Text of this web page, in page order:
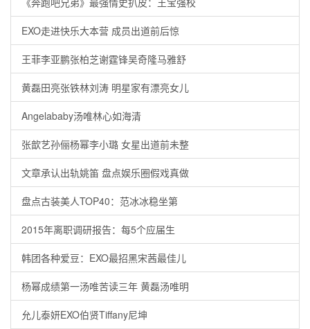
EXO走进快乐大本营 成员出道前后惊
王菲李亚鹏张柏芝谢霆锋吴奇隆马雅舒
黄磊田亮张铁林刘涛 明星家有漂亮女儿
Angelababy汤唯林心如海清
张歆艺孙俪杨幂李小璐 女星出道前未整
文章承认出轨姚笛 盘点娱乐圈假戏真做
盘点古装美人TOP40：范冰冰稳坐第
2015年离职调研报告：每5个应届生
韩团各种爱豆：EXO最招黑宋茜最佳儿
杨幂成绩第一汤唯苦读三年 黄磊汤唯明
允儿泰妍EXO伯贤Tiffany尼坤